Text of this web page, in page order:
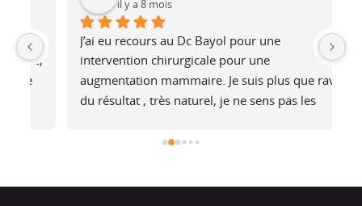
il y a 8 mois
J’ai eu recours au Dc Bayol pour une
intervention chirurgicale pour une
augmentation mammaire. Je suis plus que ravie
du résultat , très naturel, je ne sens pas les
été de très bons conseils, je recommande !